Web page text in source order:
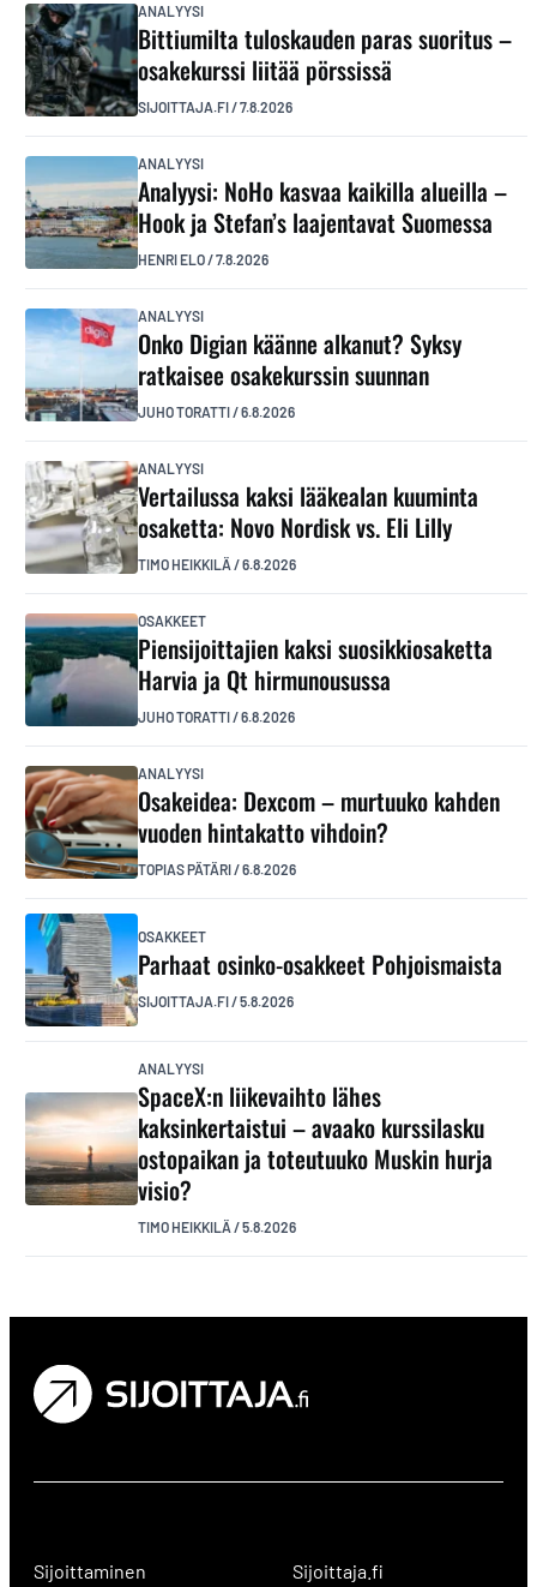
ANALYYSI
Bittiumilta tuloskauden paras suoritus –
osakekurssi liitää pörssissä
SIJOITTAJA.FI/7.8.2026
ANALYYSI
Analyysi: NoHo kasvaa kaikilla alueilla –
Hook ja Stefan’s laajentavat Suomessa
HENRI ELO/7.8.2026
ANALYYSI
Onko Digian käänne alkanut? Syksy
ratkaisee osakekurssin suunnan
JUHO TORATTI/6.8.2026
ANALYYSI
Vertailussa kaksi lääkealan kuuminta
osaketta: Novo Nordisk vs. Eli Lilly
TIMO HEIKKILÄ /6.8.2026
OSAKKEET
Piensijoittajien kaksi suosikkiosaketta
Harvia ja Qt hirmunousussa
JUHO TORATTI/6.8.2026
ANALYYSI
Osakeidea: Dexcom – murtuuko kahden
vuoden hintakatto vihdoin?
TOPIAS PÄTÄRI/6.8.2026
OSAKKEET
Parhaat osinko-osakkeet Pohjoismaista
SIJOITTAJA.FI/5.8.2026
ANALYYSI
SpaceX:n liikevaihto lähes
kaksinkertaistui – avaako kurssilasku
ostopaikan ja toteutuuko Muskin hurja
visio?
TIMO HEIKKILÄ /5.8.2026
Sijoittaminen Sijoittaja.fi